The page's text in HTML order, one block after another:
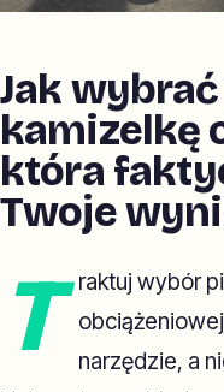
Jak
kamizelkę
która
Twoje
T
raktuj wybór
narzędzie, a